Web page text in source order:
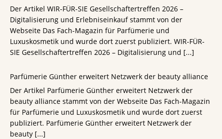
Der Artikel WIR-FÜR-SIE Gesellschaftertreffen 2026 –
Digitalisierung und Erlebniseinkauf stammt von der
Webseite Das Fach-Magazin für Parfümerie und
Luxuskosmetik und wurde dort zuerst publiziert. WIR-FÜR-
SIE Gesellschaftertreffen 2026 – Digitalisierung und [...]
Parfümerie Günther erweitert Netzwerk der beauty alliance
Der Artikel Parfümerie Günther erweitert Netzwerk der
beauty alliance stammt von der Webseite Das Fach-Magazin
für Parfümerie und Luxuskosmetik und wurde dort zuerst
publiziert. Parfümerie Günther erweitert Netzwerk der
beauty [...]